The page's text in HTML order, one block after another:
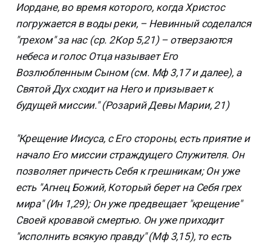
Иордане, во время которого, когда Христос
погружается в воды реки, – Невинный соделался
"грехом" за нас (ср. 2Кор 5,21) – отверзаются
небеса и голос Отца называет Его
Возлюбленным Сыном (см. Мф 3,17 и далее), а
Святой Дух сходит на Него и призывает к
будущей миссии." (Розарий Девы Марии, 21)
"Крещение Иисуса, с Его стороны, есть приятие и
начало Его миссии страждущего Служителя. Он
позволяет причесть Себя к грешникам; Он уже
есть "Агнец Божий, Который берет на Себя грех
мира" (Ин 1,29); Он уже предвещает "крещение"
Своей кровавой смертью. Он уже приходит
"исполнить всякую правду" (Мф 3,15), то есть